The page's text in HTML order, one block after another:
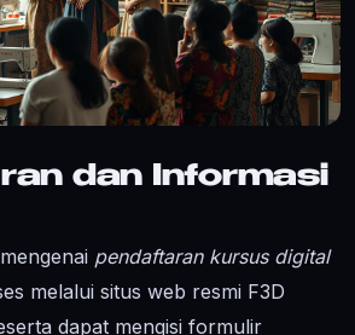
dan Informasi
pendaftaran kursus digital
melalui situs web resmi F3D
dapat mengisi formulir